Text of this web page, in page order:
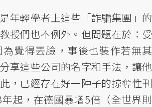
年輕學者上這些「詐騙集團」的
授們也不例外。但問題在於：受
覺得丟臉，事後也裝作若無其
享這些公司的名字和手法，讓他
，已經存在好一陣子的掠奪性刊
起，在德國暴增5倍（全世界則